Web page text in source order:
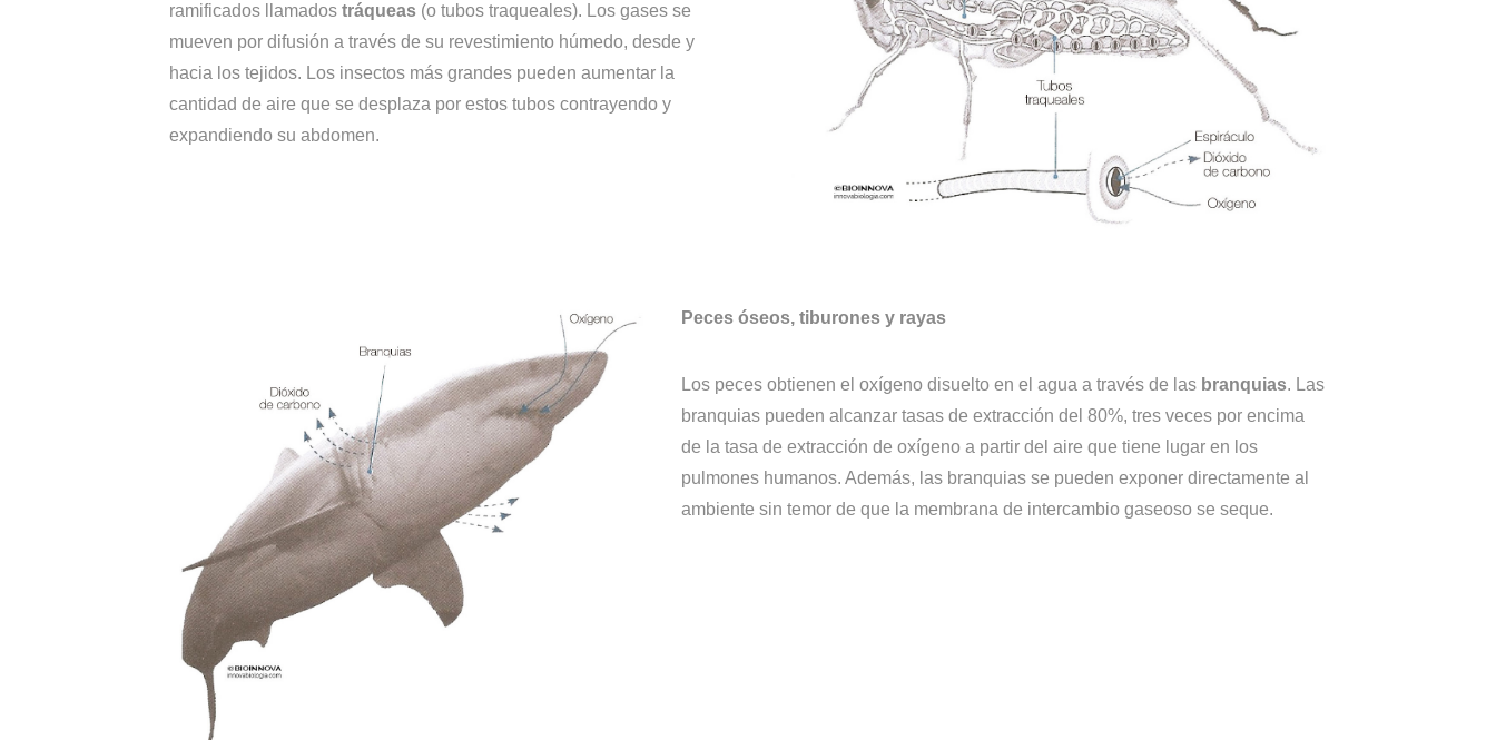
ramificados llamados tráqueas (o tubos traqueales). Los gases se
mueven por difusión a través de su revestimiento húmedo, desde y
hacia los tejidos. Los insectos más grandes pueden aumentar la
cantidad de aire que se desplaza por estos tubos contrayendo y
expandiendo su abdomen.
Peces óseos, tiburones y rayas
Los peces obtienen el oxígeno disuelto en el agua a través de las branquias. Las
branquias pueden alcanzar tasas de extracción del 80%, tres veces por encima
de la tasa de extracción de oxígeno a partir del aire que tiene lugar en los
pulmones humanos. Además, las branquias se pueden exponer directamente al
ambiente sin temor de que la membrana de intercambio gaseoso se seque.